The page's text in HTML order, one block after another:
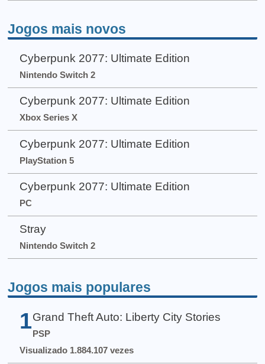
Jogos mais novos
Cyberpunk 2077: Ultimate Edition
Nintendo Switch 2
Cyberpunk 2077: Ultimate Edition
Xbox Series X
Cyberpunk 2077: Ultimate Edition
PlayStation 5
Cyberpunk 2077: Ultimate Edition
PC
Stray
Nintendo Switch 2
Jogos mais populares
1 Grand Theft Auto: Liberty City Stories
PSP
Visualizado 1.884.107 vezes